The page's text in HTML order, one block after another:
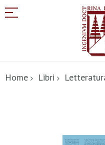
al
contenuto
Home Libri